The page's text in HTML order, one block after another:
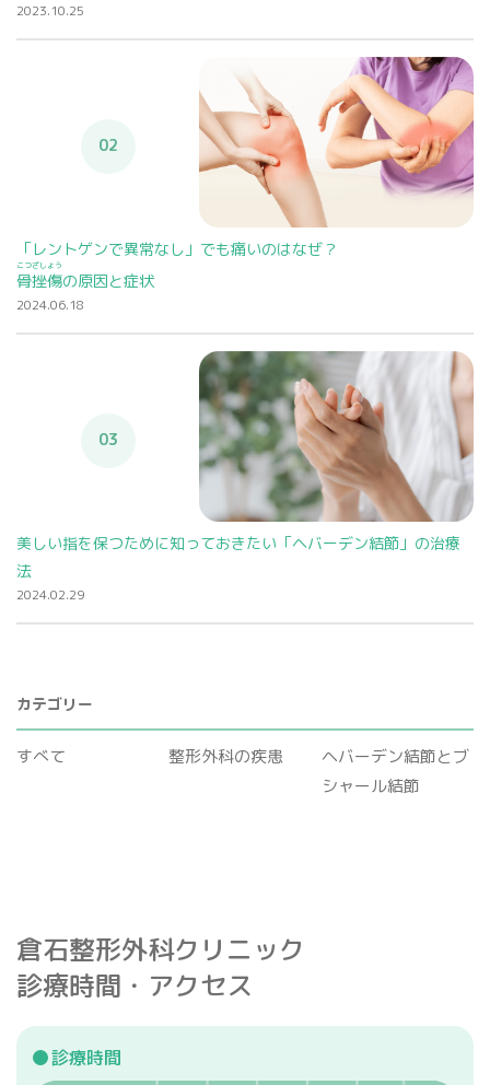
2023.10.25
02
「レントゲンで異常なし」でも痛いのはなぜ？
骨挫傷
こつざしょう
の原因と症状
2024.06.18
03
美しい指を保つために知っておきたい「ヘバーデン結節」の治療
法
2024.02.29
カテゴリー
すべて 整形外科の疾患
ヘバーデン結節とブ
シャール結節
倉石整形外科クリニック
診療時間・アクセス
診療時間